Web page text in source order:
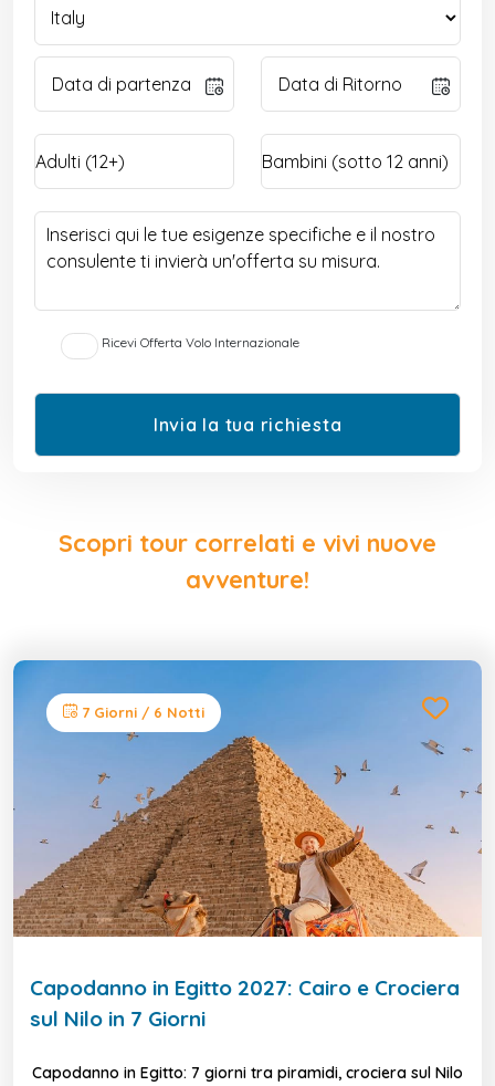
Ricevi Offerta Volo Internazionale
Scopri tour correlati e vivi nuove
avventure!
7 Giorni / 6 Notti
Capodanno in Egitto 2027: Cairo e Crociera
sul Nilo in 7 Giorni
Capodanno in Egitto: 7 giorni tra piramidi, crociera sul Nilo